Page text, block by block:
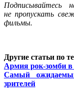
не пропускать
фильмы.
Другие статьи по
Армия рок-зомби в
Самый
зрителей